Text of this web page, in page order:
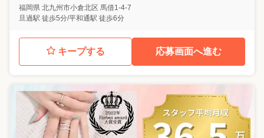
福岡県 北九州市小倉北区 馬借1-4-7
旦過駅 徒歩5分/平和通駅 徒歩6分
キープする 応募画面へ進む